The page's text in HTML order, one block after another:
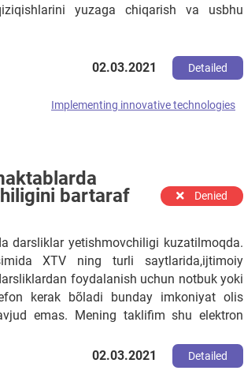
yuzaga chiqarish va usbhu
02.03.2021 Detailed
Implementing innovative technologies
bartaraf Denied
darsliklar yetishmovchiligi kuzatilmoqda.
XTV ning turli saytlarida,ijtimoiy
foydalanish uchun notbuk yoki
kerak bõladi bunday imkoniyat olis
emas. Mening taklifim shu elektron
bollar va ota onalar uyida bemalol
talab ancha muncha qondirilar edi.
02.03.2021 Detailed